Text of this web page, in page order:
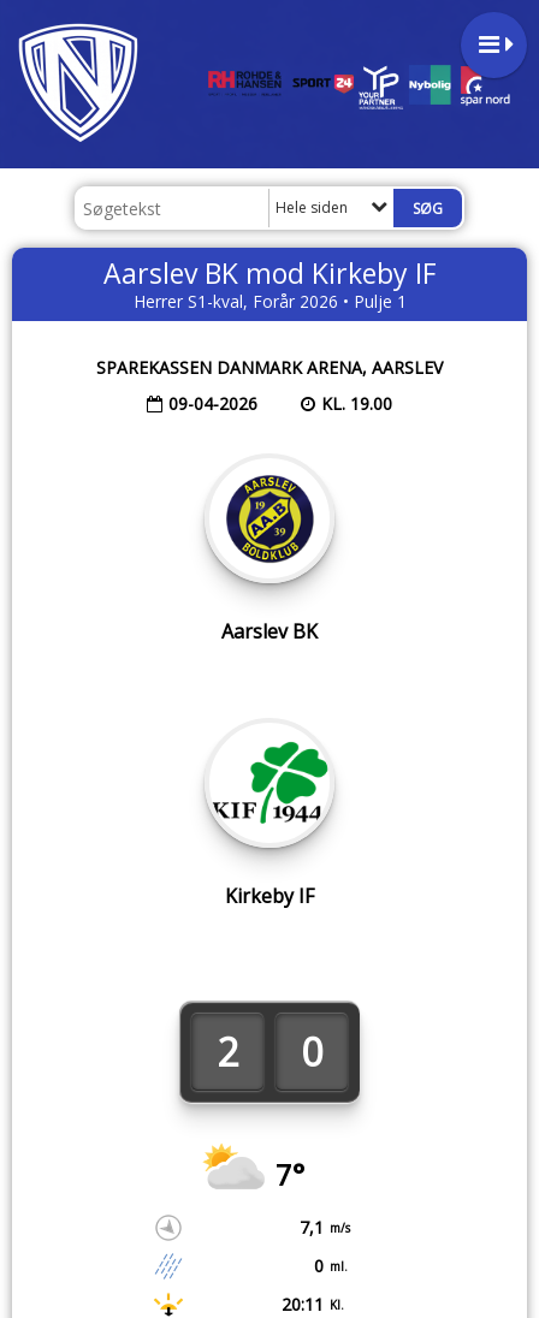
Hele siden
Aarslev BK mod Kirkeby IF
Herrer S1-kval, Forår 2026 • Pulje 1
SPAREKASSEN DANMARK ARENA, AARSLEV
09-04-2026
KL. 19.00
Aarslev BK
2 0
7°
7,1 m/s
0 ml.
20:11 Kl.
Kirkeby IF